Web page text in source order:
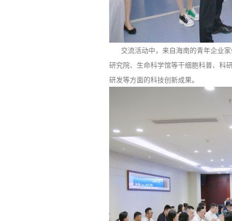
交流活动中，来自海南的青年企业家
研究院、生命科学馆等干细胞科普、科
研发等方面的科技创新成果。